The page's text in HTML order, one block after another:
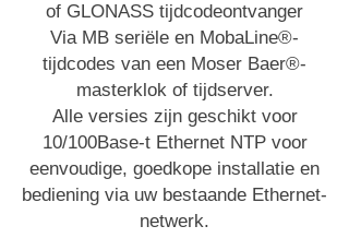
of GLONASS tijdcodeontvanger
Via MB seriële en MobaLine®-
tijdcodes van een Moser Baer®-
masterklok of tijdserver.
Alle versies zijn geschikt voor
10/100Base-t Ethernet NTP voor
eenvoudige, goedkope installatie en
bediening via uw bestaande Ethernet-
netwerk.